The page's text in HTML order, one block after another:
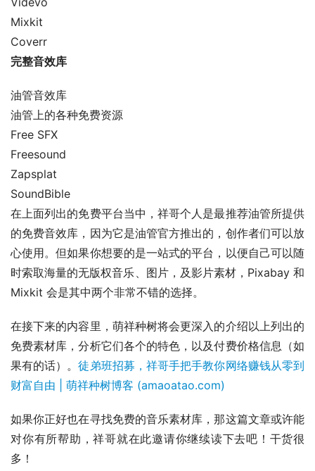
Mixkit
Coverr
完整音效库
油管音效库
油管上的各种免费资源
Free SFX
Freesound
Zapsplat
SoundBible
在上面列出的免费平台当中，祥哥个人是最推荐油管所提供
的免费音效库，因为它是油管官方推出的，创作者们可以放
心使用。但如果你想要的是一站式的平台，以便自己可以随
时索取海量的无版权音乐、图片，及影片素材，Pixabay 和
Mixkit 会是其中两个非常不错的选择。
在接下来的内容里，萌祥种树将会更深入的介绍以上列出的
免费素材库，分析它们各个的特色，以及付费价格信息（如
果有的话）。徒弟班招募，祥哥手把手教你网络赚钱从零到
财富自由 | 萌祥种树博客 (amaoatao.com)
如果你正好也在寻找免费的音乐素材库，那这篇文章或许能
对你有所帮助，祥哥就在此邀请你继续读下去吧！干货很
多！